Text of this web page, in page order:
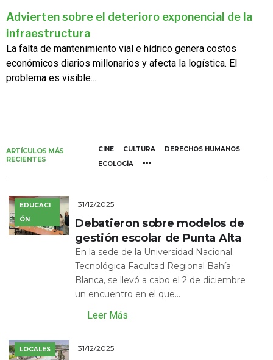
Advierten sobre el deterioro exponencial de la
infraestructura
La falta de mantenimiento vial e hídrico genera costos
económicos diarios millonarios y afecta la logística. El
problema es visible...
ARTÍCULOS MÁS
RECIENTES
CINE CULTURA
DERECHOS HUMANOS
ECOLOGÍA
EDUCACI
ÓN
31/12/2025
Debatieron sobre modelos de
gestión escolar de Punta Alta
En la sede de la Universidad Nacional
Tecnológica Facultad Regional Bahía
Blanca, se llevó a cabo el 2 de diciembre
un encuentro en el que...
Leer Más
LOCALES 31/12/2025